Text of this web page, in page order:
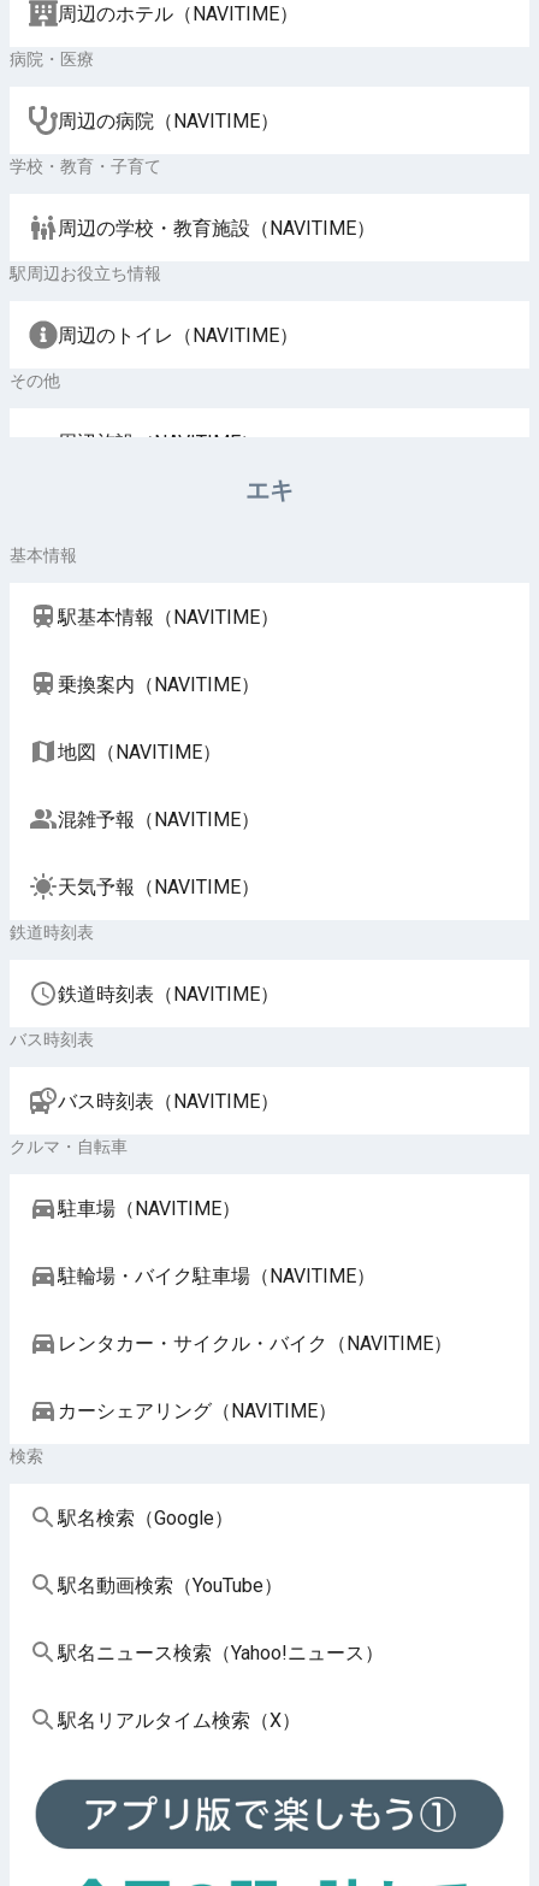
周辺のホテル（NAVITIME）
病院・医療
周辺の病院（NAVITIME）
学校・教育・子育て
周辺の学校・教育施設（NAVITIME）
駅周辺お役立ち情報
周辺のトイレ（NAVITIME）
その他
周辺施設（NAVITIME）
エキ
基本情報
駅基本情報（NAVITIME）
乗換案内（NAVITIME）
地図（NAVITIME）
混雑予報（NAVITIME）
天気予報（NAVITIME）
鉄道時刻表
鉄道時刻表（NAVITIME）
バス時刻表
バス時刻表（NAVITIME）
クルマ・自転車
駐車場（NAVITIME）
駐輪場・バイク駐車場（NAVITIME）
レンタカー・サイクル・バイク（NAVITIME）
カーシェアリング（NAVITIME）
検索
駅名検索（Google）
駅名動画検索（YouTube）
駅名ニュース検索（Yahoo!ニュース）
駅名リアルタイム検索（X）